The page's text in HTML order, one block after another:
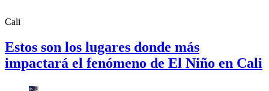
Cali
Estos son los lugares donde más
impactará el fenómeno de El Niño en Cali